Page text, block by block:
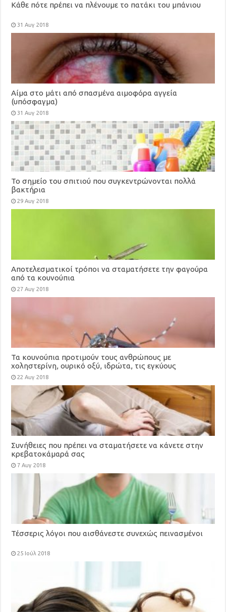
Κάθε πότε πρέπει να πλένουμε το πατάκι του μπάνιου
31 Αυγ 2018
Αίμα στο μάτι από σπασμένα αιμοφόρα αγγεία
(υπόσφαγμα)
31 Αυγ 2018
Το σημείο του σπιτιού που συγκεντρώνονται πολλά
βακτήρια
29 Αυγ 2018
Αποτελεσματικοί τρόποι να σταματήσετε την φαγούρα
από τα κουνούπια
27 Αυγ 2018
Τα κουνούπια προτιμούν τους ανθρώπους με
χοληστερίνη, ουρικό οξύ, ιδρώτα, τις εγκύους
22 Αυγ 2018
Συνήθειες που πρέπει να σταματήσετε να κάνετε στην
κρεβατοκάμαρά σας
7 Αυγ 2018
Τέσσερις λόγοι που αισθάνεστε συνεχώς πεινασμένοι
25 Ιούλ 2018